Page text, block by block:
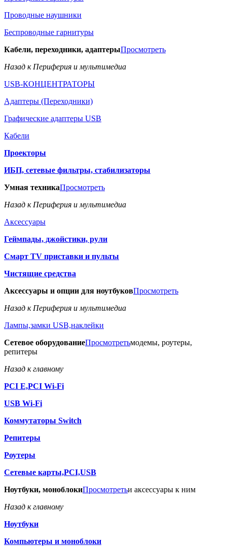
Проводные наушники
Беспроводные гарнитуры
Кабели, переходники, адаптерыПросмотреть
Назад к Периферия и мультимедиа
USB-КОНЦЕНТРАТОРЫ
Адаптеры (Переходники)
Графические адаптеры USB
Кабели
Проекторы
ИБП, сетевые фильтры, стабилизаторы
Умная техникаПросмотреть
Назад к Периферия и мультимедиа
Аксессуары
Геймпады, джойстики, рули
Смарт TV приставки и пульты
Чистящие средства
Аксессуары и опции для ноутбуковПросмотреть
Назад к Периферия и мультимедиа
Лампы,замки USB,наклейки
Сетевое оборудованиеПросмотретьмодемы, роутеры,
репитеры
Назад к главному
PCI E,PCI Wi-Fi
USB Wi-Fi
Коммутаторы Switch
Репитеры
Роутеры
Сетевые карты,PCI,USB
Ноутбуки, моноблокиПросмотретьи аксессуары к ним
Назад к главному
Ноутбуки
Компьютеры и моноблоки